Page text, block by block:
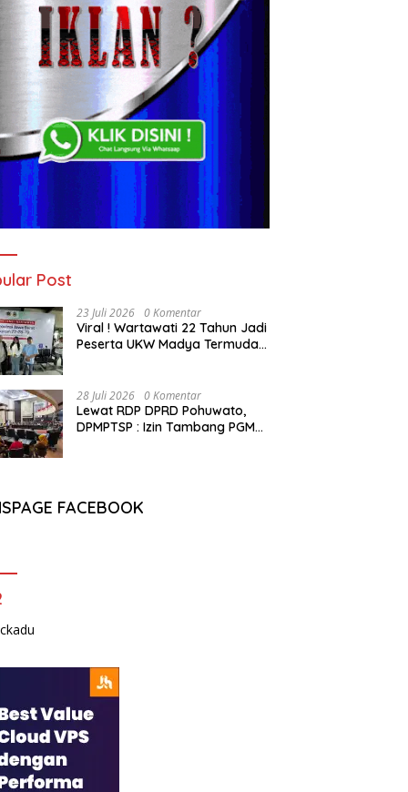
Post
23 Juli 2026 0 Komentar
Viral ! Wartawati 22 Tahun Jadi
Peserta UKW Madya Termuda
28 Juli 2026 0 Komentar
Lewat RDP DPRD Pohuwato,
DPMPTSP : Izin Tambang PGM
FACEBOOK